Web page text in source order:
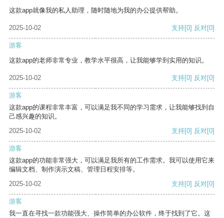
这款app就像我的私人助理，随时随地为我的办公提供帮助。
2025-10-02 支持[0] 反对[0]
游客
这款app的老师非常专业，教学水平很高，让我能够学到实用的知识。
2025-10-02 支持[0] 反对[0]
游客
这款app的课程非常丰富，可以满足我不同的学习需求，让我能够找到自
己感兴趣的知识。
2025-10-02
支持[0] 反对[0]
游客
这款app的功能非常强大，可以满足我所有的工作需求。我可以使用它来
编辑文档、制作演示文稿、管理日程安排等。
2025-10-02
支持[0] 反对[0]
游客
我一直在寻找一款功能强大、操作简单的办公软件，终于找到了它。这